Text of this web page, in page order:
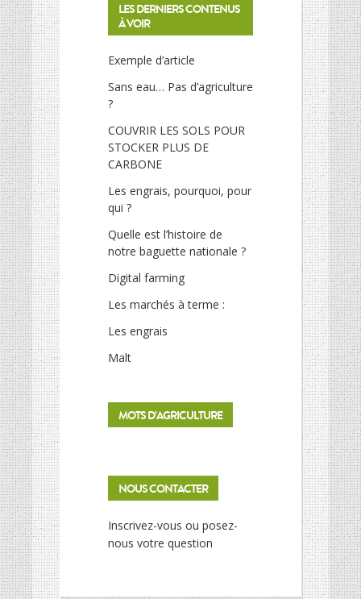
LES DERNIERS CONTENUS
À VOIR
Exemple d’article
Sans eau… Pas d’agriculture
?
COUVRIR LES SOLS POUR
STOCKER PLUS DE
CARBONE
Les engrais, pourquoi, pour
qui ?
Quelle est l’histoire de
notre baguette nationale ?
Digital farming
Les marchés à terme :
Les engrais
Malt
MOTS D’AGRICULTURE
NOUS CONTACTER
Inscrivez-vous ou posez-
nous votre question